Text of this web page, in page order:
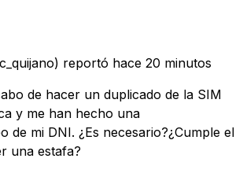
reportó hace 20 minutos
de hacer un duplicado de la SIM
y me han hecho una
de mi DNI. ¿Es necesario?¿Cumple el
una estafa?